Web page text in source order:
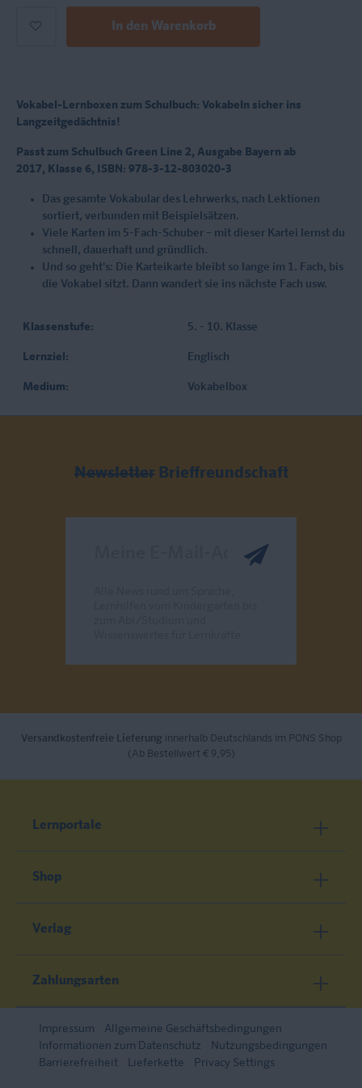
In den Warenkorb
Vokabel-Lernboxen zum Schulbuch: Vokabeln sicher ins
Langzeitgedächtnis!
Passt zum Schulbuch Green Line 2, Ausgabe Bayern ab
2017, Klasse 6, ISBN: 978-3-12-803020-3
Das gesamte Vokabular des Lehrwerks, nach Lektionen
sortiert, verbunden mit Beispielsätzen.
Viele Karten im 5-Fach-Schuber – mit dieser Kartei lernst du
schnell, dauerhaft und gründlich.
Und so geht's: Die Karteikarte bleibt so lange im 1. Fach, bis
die Vokabel sitzt. Dann wandert sie ins nächste Fach usw.
Klassenstufe: 5. - 10. Klasse
Lernziel: Englisch
Medium: Vokabelbox
Newsletter Brieffreundschaft
Versandkostenfreie Lieferung innerhalb Deutschlands im PONS Shop
(Ab Bestellwert € 9,95)
Lernportale
Shop
Verlag
Zahlungsarten
Impressum
Allgemeine Geschäftsbedingungen
Informationen zum Datenschutz
Nutzungsbedingungen
Barrierefreiheit
Lieferkette Privacy Settings